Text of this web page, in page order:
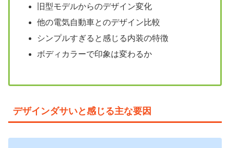
旧型モデルからのデザイン変化
他の電気自動車とのデザイン比較
シンプルすぎると感じる内装の特徴
ボディカラーで印象は変わるか
デザインダサいと感じる主な要因